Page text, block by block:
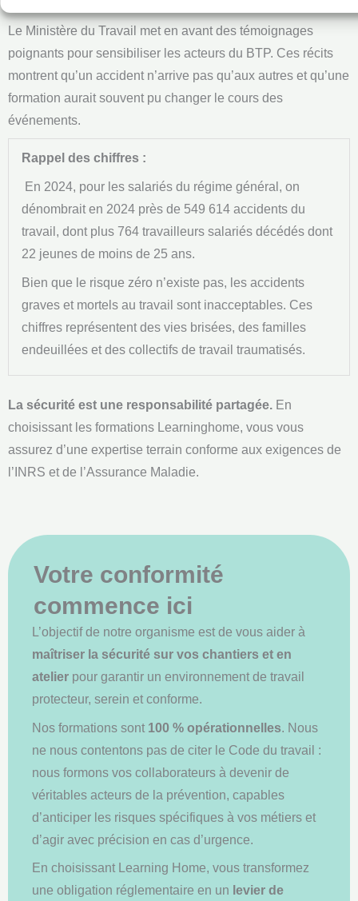
Le Ministère du Travail met en avant des témoignages
poignants pour sensibiliser les acteurs du BTP. Ces récits
montrent qu’un accident n’arrive pas qu’aux autres et qu’une
formation aurait souvent pu changer le cours des
événements.
Rappel des chiffres :
En 2024, pour les salariés du régime général, on
dénombrait en 2024 près de 549 614 accidents du
travail, dont plus 764 travailleurs salariés décédés dont
22 jeunes de moins de 25 ans.
Bien que le risque zéro n’existe pas, les accidents
graves et mortels au travail sont inacceptables. Ces
chiffres représentent des vies brisées, des familles
endeuillées et des collectifs de travail traumatisés.
La sécurité est une responsabilité partagée. En
choisissant les formations Learninghome, vous vous
assurez d’une expertise terrain conforme aux exigences de
l’INRS et de l’Assurance Maladie.
Votre conformité
commence ici
L’objectif de notre organisme est de vous aider à
maîtriser la sécurité sur vos chantiers et en
atelier pour garantir un environnement de travail
protecteur, serein et conforme.
Nos formations sont 100 % opérationnelles. Nous
ne nous contentons pas de citer le Code du travail :
nous formons vos collaborateurs à devenir de
véritables acteurs de la prévention, capables
d’anticiper les risques spécifiques à vos métiers et
d’agir avec précision en cas d’urgence.
En choisissant Learning Home, vous transformez
une obligation réglementaire en un levier de